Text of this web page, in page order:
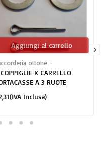
Aggiungi al carrello
ottone -
X CARRELLO
A 3 RUOTE
(IVA Inclusa)